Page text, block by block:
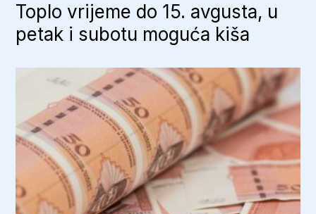
Toplo vrijeme do 15. avgusta, u
petak i subotu moguća kiša